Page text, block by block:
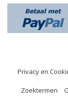
Privacy en
Zoektermen